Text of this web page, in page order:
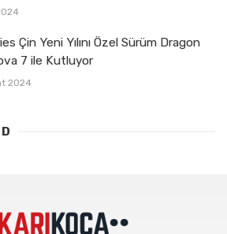
Çin Yeni Yılını Özel Sürüm Dragon
7 ile Kutluyor
2024